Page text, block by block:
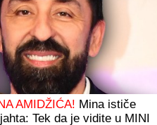
AMIDŽIĆA! Mina ističe
Tek da je vidite u MINI